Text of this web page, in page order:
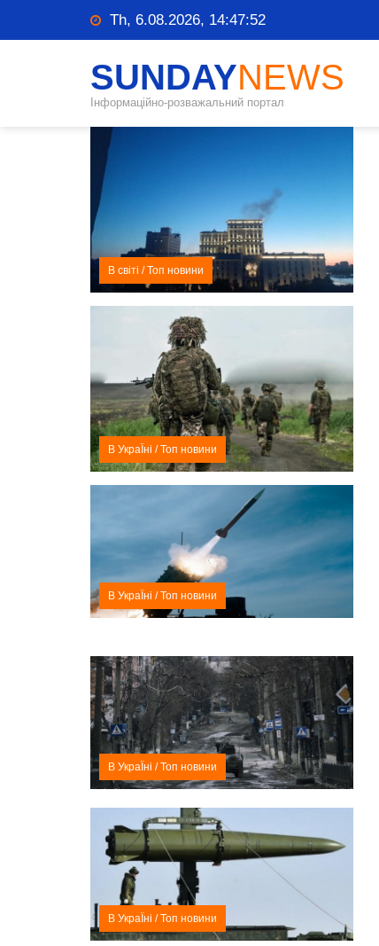
Th, 6.08.2026, 14:47:53
SUNDAYNEWS
Інформаційно-розважальний портал
В світі /Топ новини
В УкраЇні /Топ новини
В УкраЇні /Топ новини
В УкраЇні /Топ новини
В УкраЇні /Топ новини